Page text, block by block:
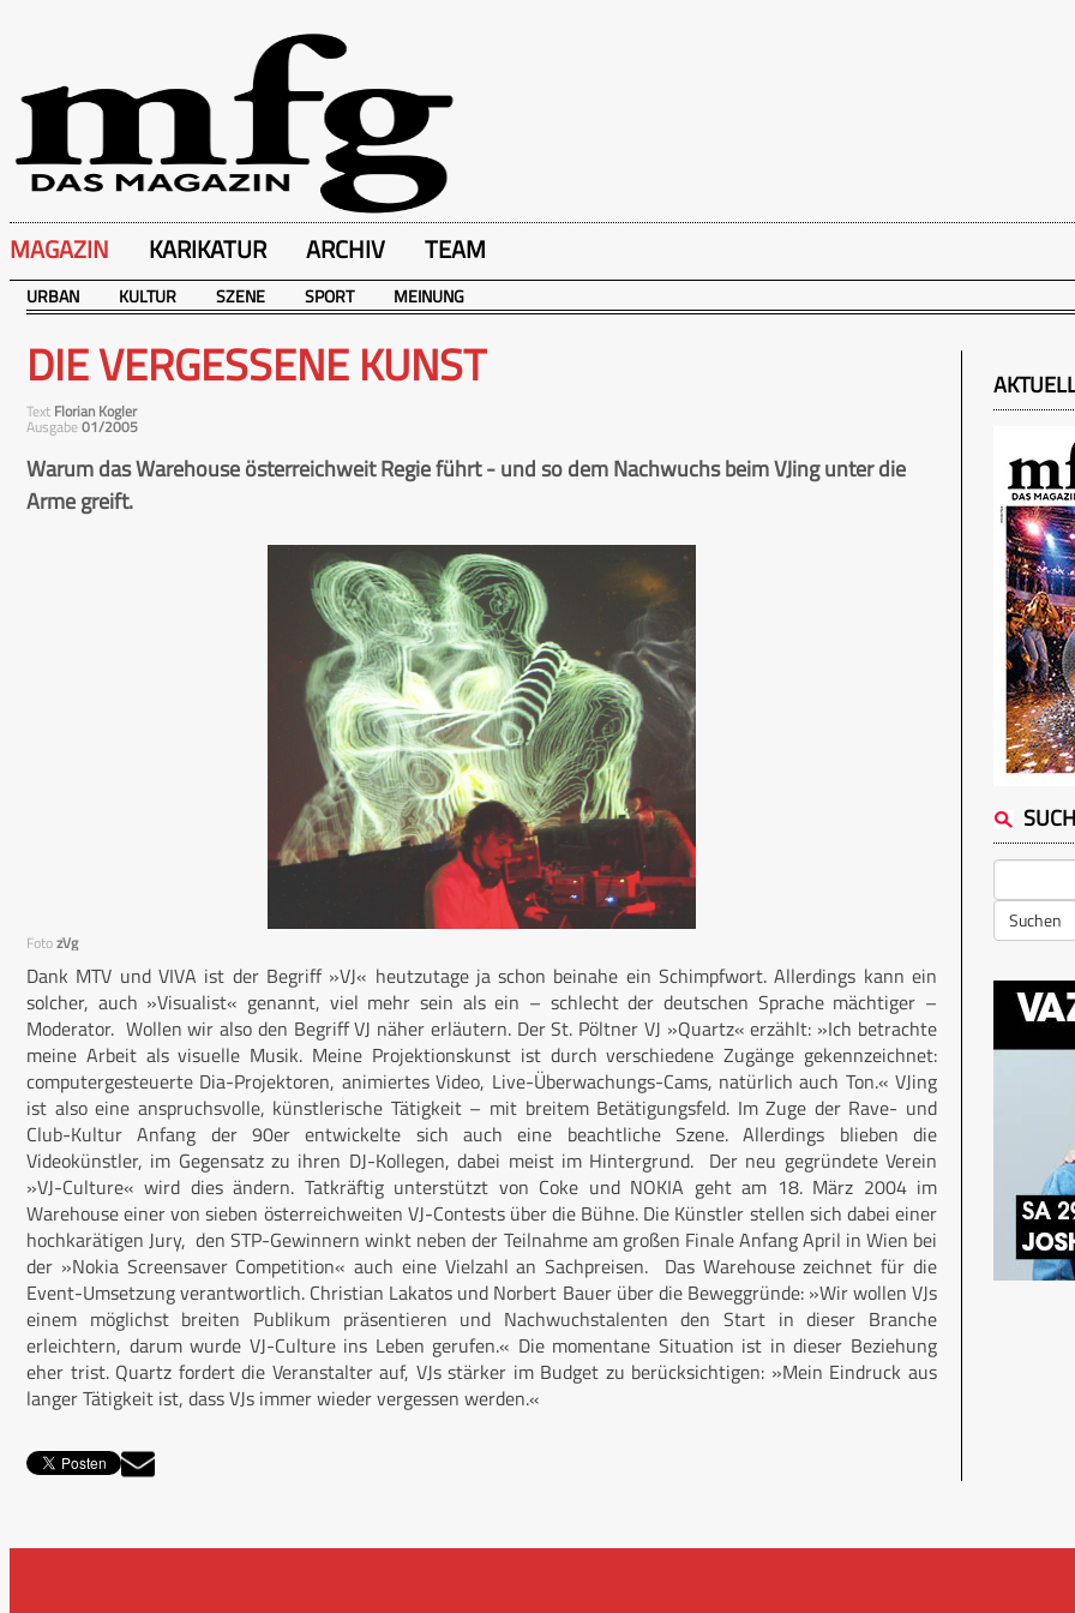
MAGAZIN KARIKATUR ARCHIV TEAM
URBAN KULTUR SZENE SPORT MEINUNG
DIE VERGESSENE KUNST
Text Florian Kogler
Ausgabe01/2005
Warum das Warehouse österreichweit Regie führt - und so dem Nachwuchs beim VJing unter die
Arme greift.
FotozVg
Dank MTV und VIVA ist der Begriff »VJ« heutzutage ja schon beinahe ein Schimpfwort. Allerdings kann ein
solcher, auch »Visualist« genannt, viel mehr sein als ein – schlecht der deutschen Sprache mächtiger –
Moderator. Wollen wir also den Begriff VJ näher erläutern. Der St. Pöltner VJ »Quartz« erzählt: »Ich betrachte
meine Arbeit als visuelle Musik. Meine Projektionskunst ist durch verschiedene Zugänge gekennzeichnet:
computergesteuerte Dia-Projektoren, animiertes Video, Live-Überwachungs-Cams, natürlich auch Ton.« VJing
ist also eine anspruchsvolle, künstlerische Tätigkeit – mit breitem Betätigungsfeld. Im Zuge der Rave- und
Club-Kultur Anfang der 90er entwickelte sich auch eine beachtliche Szene. Allerdings blieben die
Videokünstler, im Gegensatz zu ihren DJ-Kollegen, dabei meist im Hintergrund. Der neu gegründete Verein
»VJ-Culture« wird dies ändern. Tatkräftig unterstützt von Coke und NOKIA geht am 18. März 2004 im
Warehouse einer von sieben österreichweiten VJ-Contests über die Bühne. Die Künstler stellen sich dabei einer
hochkarätigen Jury, den STP-Gewinnern winkt neben der Teilnahme am großen Finale Anfang April in Wien bei
der »Nokia Screensaver Competition« auch eine Vielzahl an Sachpreisen. Das Warehouse zeichnet für die
Event-Umsetzung verantwortlich. Christian Lakatos und Norbert Bauer über die Beweggründe: »Wir wollen VJs
einem möglichst breiten Publikum präsentieren und Nachwuchstalenten den Start in dieser Branche
erleichtern, darum wurde VJ-Culture ins Leben gerufen.« Die momentane Situation ist in dieser Beziehung
eher trist. Quartz fordert die Veranstalter auf, VJs stärker im Budget zu berücksichtigen: »Mein Eindruck aus
langer Tätigkeit ist, dass VJs immer wieder vergessen werden.«
Suchen